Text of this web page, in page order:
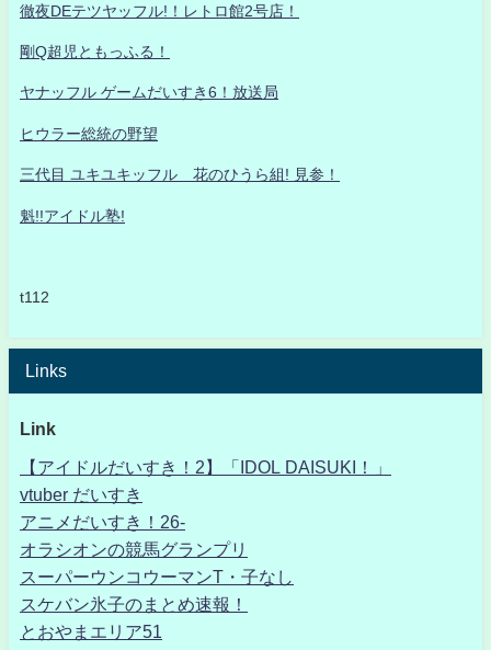
徹夜DEテツヤッフル!！レトロ館2号店！
剛Q超児ともっふる！
ヤナッフル ゲームだいすき6！放送局
ヒウラー総統の野望
三代目 ユキユキッフル 花のひうら組! 見参！
魁!!アイドル塾!
t112
Links
Link
【アイドルだいすき！2】「IDOL DAISUKI！」
vtuber だいすき
アニメだいすき！26-
オラシオンの競馬グランプリ
スーパーウンコウーマンT・子なし
スケバン氷子のまとめ速報！
とおやまエリア51